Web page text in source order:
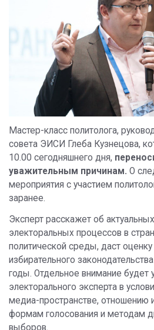
Мастер-класс политолога,
совета ЭИСИ Глеба Кузнецова,
10.00 сегодняшнего дня,
уважительным причинам. О
мероприятия с участием
заранее.
Эксперт расскажет об
электоральных процессов в
политической среды, даст
избирательного
годы. Отдельное внимание будет
электорального эксперта в
медиа-пространстве, отношению
формам голосования и методам
выборов.